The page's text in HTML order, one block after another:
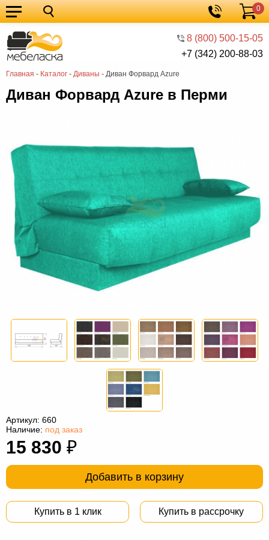
8 (800) 500-15-05
+7 (342) 200-88-03
Корзина
0
Главная - Каталог - Диваны - Диван Форвард Azure
Кухонные
гарнитуры
Мебель
для
кухни
Мебель
для
спальни
Кровати
Шкафы
мебель
Детская
мебель
Мебель
гостиную
Мебель
для
прихожей
Столы
Комоды
Офисная
компьютер
для
ванной
Мебель
трансформер
Матрасы
из
ротанга
Садовая
мебель
Косметологическое
оборудование
Диван Форвард Azure в Перми
Артикул: 660
Наличие: под заказ
15 830 ₽
Добавить в корзину
Купить в 1 клик Купить в рассрочку